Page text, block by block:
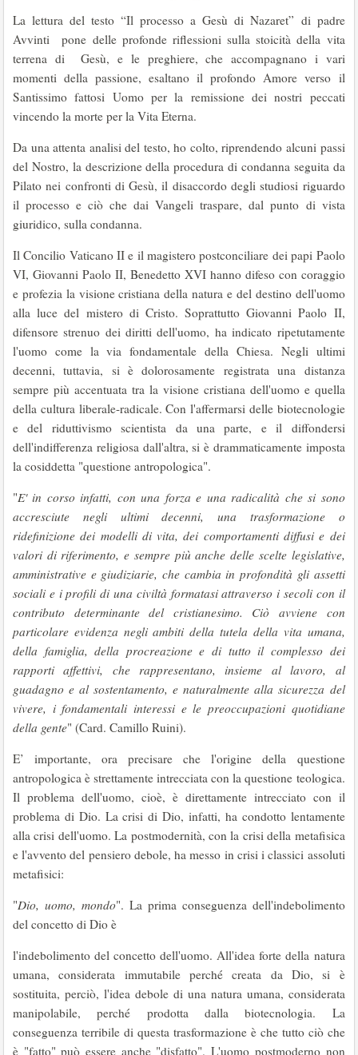
La lettura del testo “Il processo a Gesù di Nazaret” di padre
Avvinti pone delle profonde riflessioni sulla stoicità della vita
terrena di Gesù, e le preghiere, che accompagnano i vari
momenti della passione, esaltano il profondo Amore verso il
Santissimo fattosi Uomo per la remissione dei nostri peccati
vincendo la morte per la Vita Eterna.
Da una attenta analisi del testo, ho colto, riprendendo alcuni passi
del Nostro, la descrizione della procedura di condanna seguita da
Pilato nei confronti di Gesù, il disaccordo degli studiosi riguardo
il processo e ciò che dai Vangeli traspare, dal punto di vista
giuridico, sulla condanna.
Il Concilio Vaticano II e il magistero postconciliare dei papi Paolo
VI, Giovanni Paolo II, Benedetto XVI hanno difeso con coraggio
e profezia la visione cristiana della natura e del destino dell'uomo
alla luce del mistero di Cristo. Soprattutto Giovanni Paolo II,
difensore strenuo dei diritti dell'uomo, ha indicato ripetutamente
l'uomo come la via fondamentale della Chiesa. Negli ultimi
decenni, tuttavia, si è dolorosamente registrata una distanza
sempre più accentuata tra la visione cristiana dell'uomo e quella
della cultura liberale-radicale. Con l'affermarsi delle biotecnologie
e del riduttivismo scientista da una parte, e il diffondersi
dell'indifferenza religiosa dall'altra, si è drammaticamente imposta
la cosiddetta "questione antropologica".
"E' in corso infatti, con una forza e una radicalità che si sono
accresciute negli ultimi decenni, una trasformazione o
ridefinizione dei modelli di vita, dei comportamenti diffusi e dei
valori di riferimento, e sempre più anche delle scelte legislative,
amministrative e giudiziarie, che cambia in profondità gli assetti
sociali e i profili di una civiltà formatasi attraverso i secoli con il
contributo determinante del cristianesimo. Ciò avviene con
particolare evidenza negli ambiti della tutela della vita umana,
della famiglia, della procreazione e di tutto il complesso dei
rapporti affettivi, che rappresentano, insieme al lavoro, al
guadagno e al sostentamento, e naturalmente alla sicurezza del
vivere, i fondamentali interessi e le preoccupazioni quotidiane
della gente" (Card. Camillo Ruini).
E’ importante, ora precisare che l'origine della questione
antropologica è strettamente intrecciata con la questione teologica.
Il problema dell'uomo, cioè, è direttamente intrecciato con il
problema di Dio. La crisi di Dio, infatti, ha condotto lentamente
alla crisi dell'uomo. La postmodernità, con la crisi della metafisica
e l'avvento del pensiero debole, ha messo in crisi i classici assoluti
metafisici:
"Dio, uomo, mondo". La prima conseguenza dell'indebolimento
del concetto di Dio è
l'indebolimento del concetto dell'uomo. All'idea forte della natura
umana, considerata immutabile perché creata da Dio, si è
sostituita, perciò, l'idea debole di una natura umana, considerata
manipolabile, perché prodotta dalla biotecnologia. La
conseguenza terribile di questa trasformazione è che tutto ciò che
è "fatto" può essere anche "disfatto". L'uomo postmoderno non